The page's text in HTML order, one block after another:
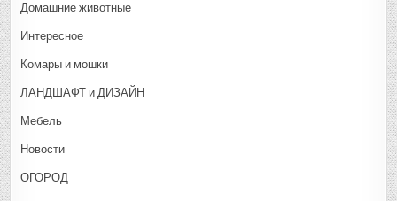
Домашние животные
Интересное
Комары и мошки
ЛАНДШАФТ и ДИЗАЙН
Мебель
Новости
ОГОРОД